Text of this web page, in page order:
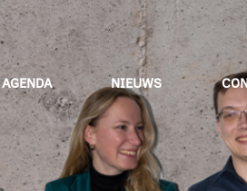
AGENDA NIEUWS